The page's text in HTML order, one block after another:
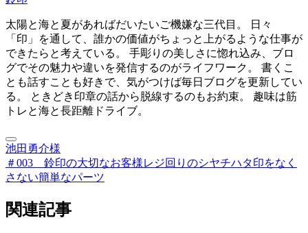
太陽と海と夏があればだいたいご機嫌な三代目。 日々
「印」を通して、誰かの価値がちょっと上がるような仕事が
できたらと考えている。 手彫りの美しさに惚れ込み、ブロ
グでその魅力や違いを発信するのがライフワーク。 書くこ
とも話すことも好きで、気がつけば毎日ブログを更新してい
る。 ときどき印章の話から脱線するのもお約束。 趣味は筋
トレと海と長距離ドライブ。
池田勇介様
＃003 鈴印の大切なお客様レジ回りのシヤチハタ印をなく
さない簡単なパーツ
関連記事